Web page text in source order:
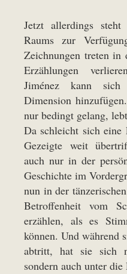
Jetzt allerdings
Raums zur
Zeichnungen treten
Erzählungen
Jiménez kann sich
Dimension
nur bedingt gelang,
Da schleicht sich eine
Gezeigte weit
auch nur in der
Geschichte im
nun in der
Betroffenheit vom
erzählen, als es
können. Und während
abtritt, hat sie sich
sondern auch unter